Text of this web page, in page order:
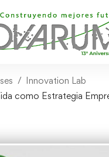
Innovation Lab
como Estrategia